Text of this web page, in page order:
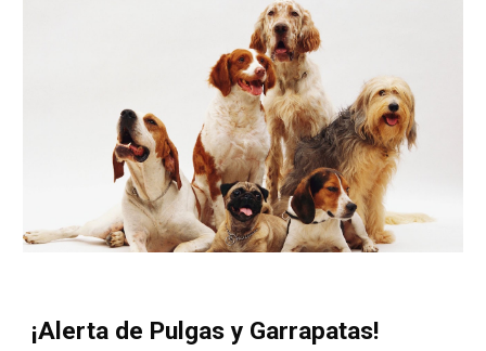
¡Alerta de Pulgas y Garrapatas!